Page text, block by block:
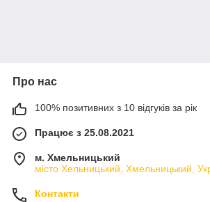
Про нас
100% позитивних з 10 відгуків за рік
Працює з 25.08.2021
м. Хмельницький
місто Хельницький, Хмельницький,
Контакти